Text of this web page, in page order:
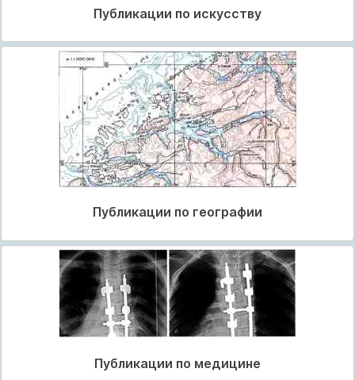
Публикации по искусству
Публикации по географии
Публикации по медицине